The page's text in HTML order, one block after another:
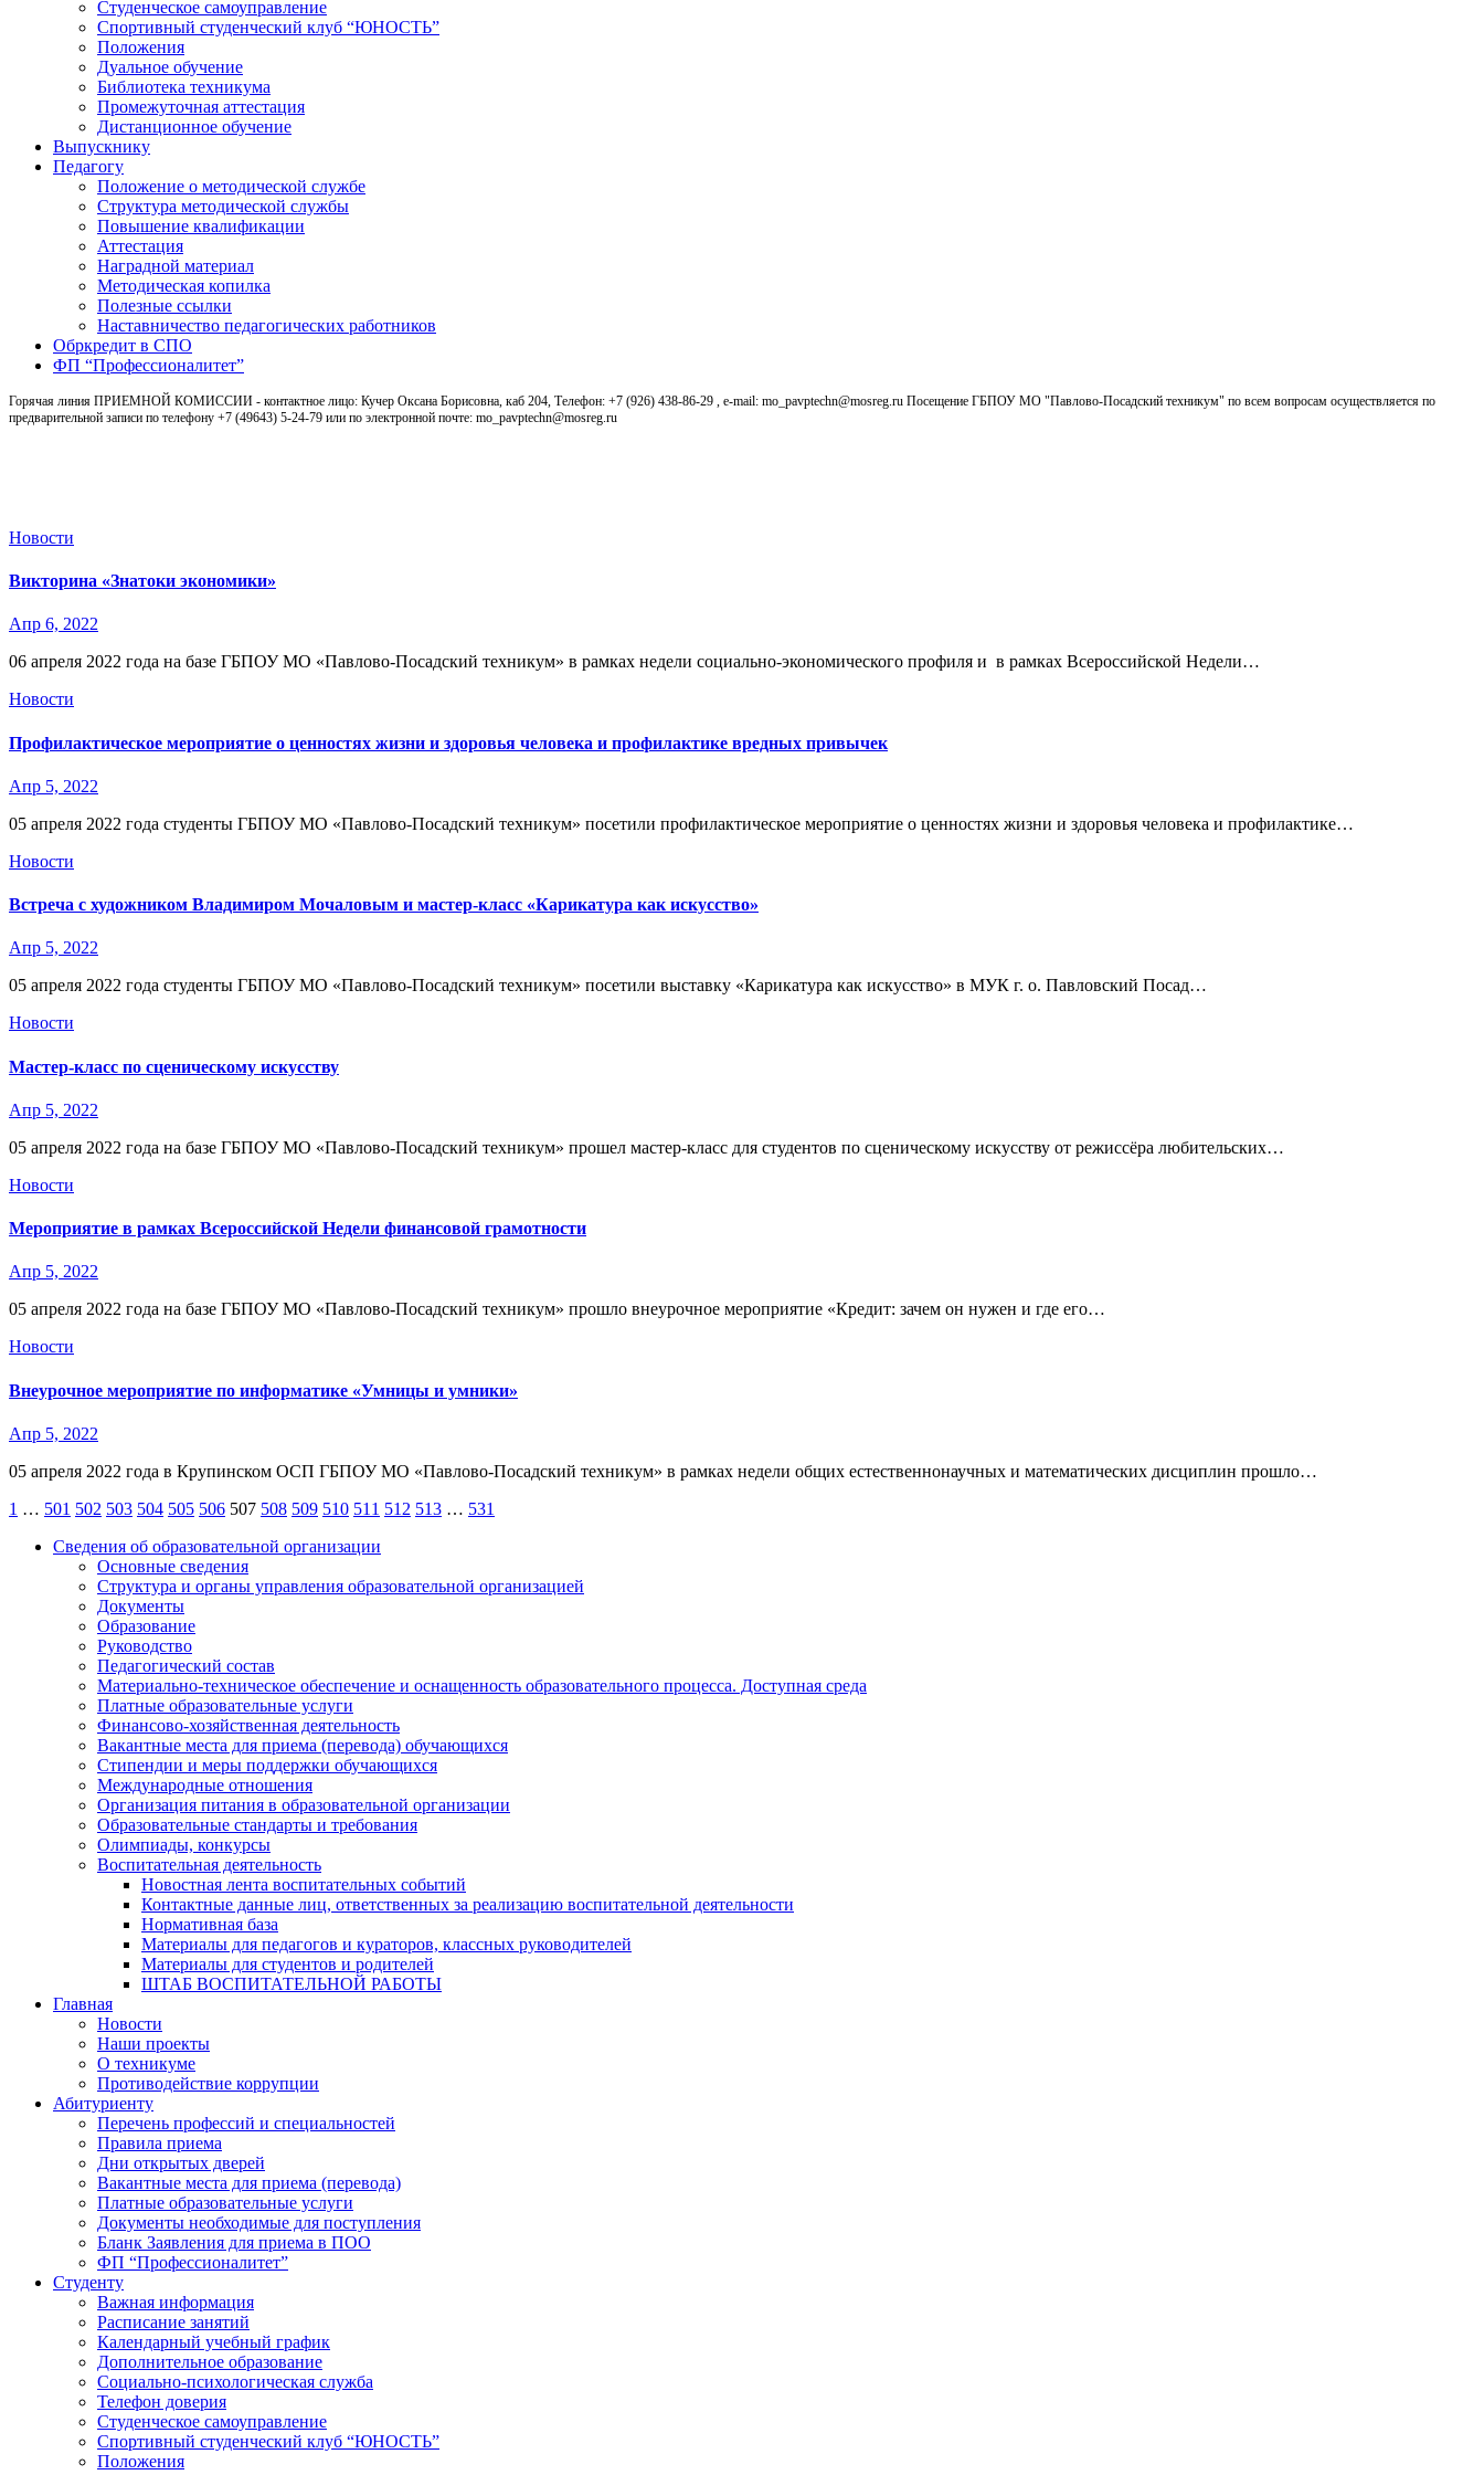
Студенческое самоуправление
Спортивный студенческий клуб “ЮНОСТЬ”
Положения
Дуальное обучение
Библиотека техникума
Промежуточная аттестация
Дистанционное обучение
Выпускнику
Педагогу
Положение о методической службе
Структура методической службы
Повышение квалификации
Аттестация
Наградной материал
Методическая копилка
Полезные ссылки
Наставничество педагогических работников
Обркредит в СПО
ФП “Профессионалитет”
Горячая линия ПРИЕМНОЙ КОМИССИИ - контактное лицо: Кучер Оксана Борисовна, каб 204, Телефон: +7 (926) 438-86-29 , e-mail: mo_pavptechn@mosreg.ru Посещение ГБПОУ МО "Павлово-Посадский техникум" по всем вопросам осуществляется по
предварительной записи по телефону +7 (49643) 5-24-79 или по электронной почте: mo_pavptechn@mosreg.ru
Новости
Викторина «Знатоки экономики»
Апр 6, 2022
06 апреля 2022 года на базе ГБПОУ МО «Павлово-Посадский техникум» в рамках недели социально-экономического профиля и в рамках Всероссийской Недели…
Новости
Профилактическое мероприятие о ценностях жизни и здоровья человека и профилактике вредных привычек
Апр 5, 2022
05 апреля 2022 года студенты ГБПОУ МО «Павлово-Посадский техникум» посетили профилактическое мероприятие о ценностях жизни и здоровья человека и профилактике…
Новости
Встреча с художником Владимиром Мочаловым и мастер-класс «Карикатура как искусство»
Апр 5, 2022
05 апреля 2022 года студенты ГБПОУ МО «Павлово-Посадский техникум» посетили выставку «Карикатура как искусство» в МУК г. о. Павловский Посад…
Новости
Мастер-класс по сценическому искусству
Апр 5, 2022
05 апреля 2022 года на базе ГБПОУ МО «Павлово-Посадский техникум» прошел мастер-класс для студентов по сценическому искусству от режиссёра любительских…
Новости
Мероприятие в рамках Всероссийской Недели финансовой грамотности
Апр 5, 2022
05 апреля 2022 года на базе ГБПОУ МО «Павлово-Посадский техникум» прошло внеурочное мероприятие «Кредит: зачем он нужен и где его…
Новости
Внеурочное мероприятие по информатике «Умницы и умники»
Апр 5, 2022
05 апреля 2022 года в Крупинском ОСП ГБПОУ МО «Павлово-Посадский техникум» в рамках недели общих естественнонаучных и математических дисциплин прошло…
Пагинация
записей
1 … 501 502 503 504 505 506 507 508 509 510 511 512 513 … 531
Сведения об образовательной организации
Основные сведения
Структура и органы управления образовательной организацией
Документы
Образование
Руководство
Педагогический состав
Материально-техническое обеспечение и оснащенность образовательного процесса. Доступная среда
Платные образовательные услуги
Финансово-хозяйственная деятельность
Вакантные места для приема (перевода) обучающихся
Стипендии и меры поддержки обучающихся
Международные отношения
Организация питания в образовательной организации
Образовательные стандарты и требования
Олимпиады, конкурсы
Воспитательная деятельность
Новостная лента воспитательных событий
Контактные данные лиц, ответственных за реализацию воспитательной деятельности
Нормативная база
Материалы для педагогов и кураторов, классных руководителей
Материалы для студентов и родителей
ШТАБ ВОСПИТАТЕЛЬНОЙ РАБОТЫ
Главная
Новости
Наши проекты
О техникуме
Противодействие коррупции
Абитуриенту
Перечень профессий и специальностей
Правила приема
Дни открытых дверей
Вакантные места для приема (перевода)
Платные образовательные услуги
Документы необходимые для поступления
Бланк Заявления для приема в ПОО
ФП “Профессионалитет”
Студенту
Важная информация
Расписание занятий
Календарный учебный график
Дополнительное образование
Социально-психологическая служба
Телефон доверия
Студенческое самоуправление
Спортивный студенческий клуб “ЮНОСТЬ”
Положения